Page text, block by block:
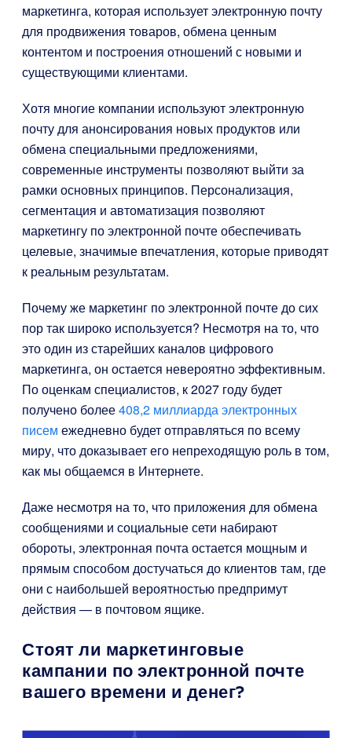
маркетинга, которая использует электронную почту
для продвижения товаров, обмена ценным
контентом и построения отношений с новыми и
существующими клиентами.
Хотя многие компании используют электронную
почту для анонсирования новых продуктов или
обмена специальными предложениями,
современные инструменты позволяют выйти за
рамки основных принципов. Персонализация,
сегментация и автоматизация позволяют
маркетингу по электронной почте обеспечивать
целевые, значимые впечатления, которые приводят
к реальным результатам.
Почему же маркетинг по электронной почте до сих
пор так широко используется? Несмотря на то, что
это один из старейших каналов цифрового
маркетинга, он остается невероятно эффективным.
По оценкам специалистов, к 2027 году будет
получено более408,2 миллиарда электронных
писем ежедневно будет отправляться по всему
миру, что доказывает его непреходящую роль в том,
как мы общаемся в Интернете.
Даже несмотря на то, что приложения для обмена
сообщениями и социальные сети набирают
обороты, электронная почта остается мощным и
прямым способом достучаться до клиентов там, где
они с наибольшей вероятностью предпримут
действия — в почтовом ящике.
Стоят ли маркетинговые
кампании по электронной почте
вашего времени и денег?